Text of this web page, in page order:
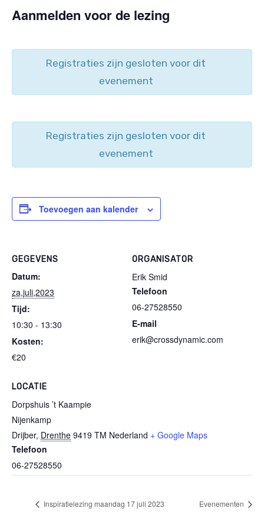
Aanmelden voor de lezing
Registraties zijn gesloten voor dit
evenement
Registraties zijn gesloten voor dit
evenement
Toevoegen aan kalender
GEGEVENS
Datum:
za,juli,2023
Tijd:
10:30 - 13:30
Kosten:
€20
LOCATIE
Dorpshuis ’t Kaampie
Nijenkamp
Drijber, Drenthe 9419 TM Nederland + Google Maps
Telefoon
06-27528550
ORGANISATOR
Erik Smid
Telefoon
06-27528550
E-mail
erik@crossdynamic.com
Inspiratielezing maandag 17 juli 2023 Evenementen